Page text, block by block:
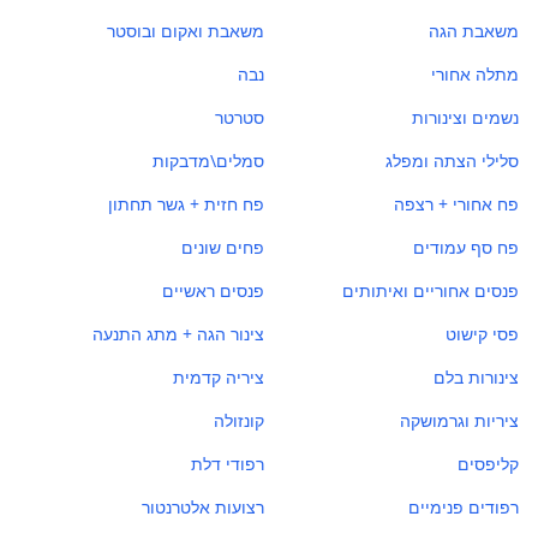
משאבת הגה
משאבת ואקום ובוסטר
מתלה אחורי
נבה
נשמים וצינורות
סטרטר
סלילי הצתה ומפלג
סמלים\מדבקות
פח אחורי + רצפה
פח חזית + גשר תחתון
פח סף עמודים
פחים שונים
פנסים אחוריים ואיתותים
פנסים ראשיים
פסי קישוט
צינור הגה + מתג התנעה
צינורות בלם
ציריה קדמית
ציריות וגרמושקה
קונזולה
קליפסים
רפודי דלת
רפודים פנימיים
רצועות אלטרנטור